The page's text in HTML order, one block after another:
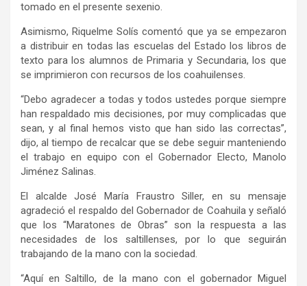
tomado en el presente sexenio.
Asimismo, Riquelme Solís comentó que ya se empezaron
a distribuir en todas las escuelas del Estado los libros de
texto para los alumnos de Primaria y Secundaria, los que
se imprimieron con recursos de los coahuilenses.
“Debo agradecer a todas y todos ustedes porque siempre
han respaldado mis decisiones, por muy complicadas que
sean, y al final hemos visto que han sido las correctas”,
dijo, al tiempo de recalcar que se debe seguir manteniendo
el trabajo en equipo con el Gobernador Electo, Manolo
Jiménez Salinas.
El alcalde José María Fraustro Siller, en su mensaje
agradeció el respaldo del Gobernador de Coahuila y señaló
que los “Maratones de Obras” son la respuesta a las
necesidades de los saltillenses, por lo que seguirán
trabajando de la mano con la sociedad.
“Aquí en Saltillo, de la mano con el gobernador Miguel